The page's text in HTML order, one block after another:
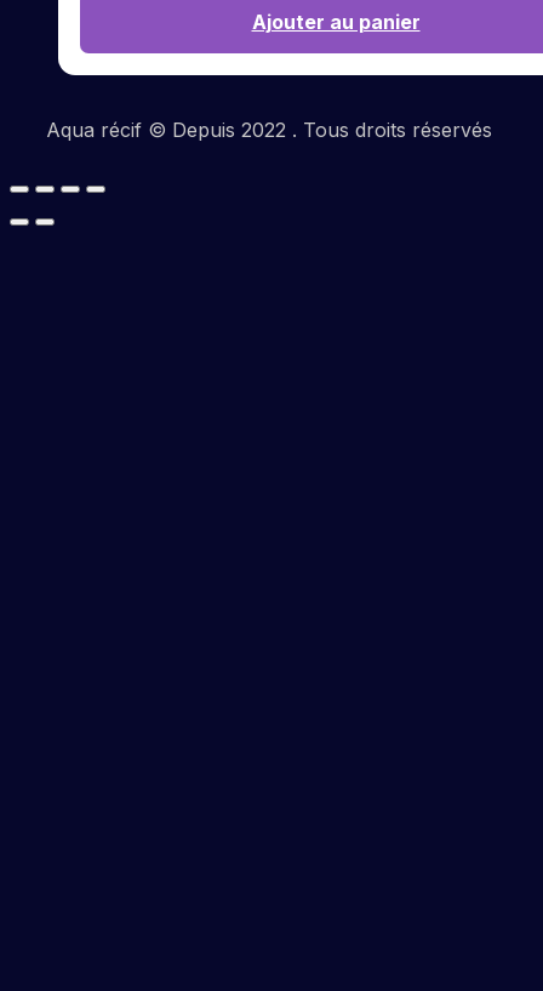
Ajouter au panier
Aqua récif © Depuis 2022 . Tous droits réservés